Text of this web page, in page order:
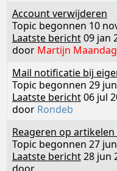
Account verwijderen
Topic begonnen 10
Laatste bericht09 jan
door Martijn Maandag
Mail notificatie bij
Topic begonnen 29
Laatste bericht06 jul
door Rondeb
Reageren op
Topic begonnen 27
Laatste bericht28 jun